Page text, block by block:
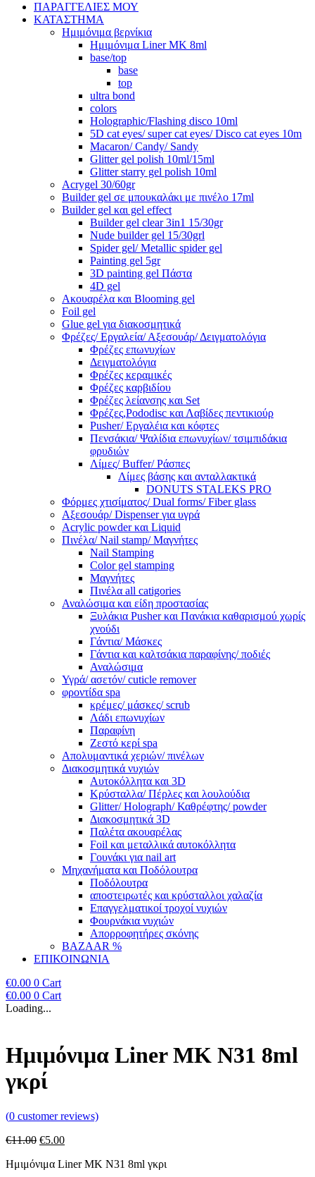
ΠΑΡΑΓΓΕΛΙΕΣ ΜΟΥ
ΚΑΤΑΣΤΗΜΑ
Ημιμόνιμα βερνίκια
Ημιμόνιμα Liner ΜΚ 8ml
base/top
base
top
ultra bond
colors
Holographic/Flashing disco 10ml
5D cat eyes/ super cat eyes/ Disco cat eyes 10m
Macaron/ Candy/ Sandy
Glitter gel polish 10ml/15ml
Glitter starry gel polish 10ml
Acrygel 30/60gr
Builder gel σε μπουκαλάκι με πινέλο 17ml
Builder gel και gel effect
Builder gel clear 3in1 15/30gr
Nude builder gel 15/30grl
Spider gel/ Metallic spider gel
Painting gel 5gr
3D painting gel Πάστα
4D gel
Ακουαρέλα και Blooming gel
Foil gel
Glue gel για διακοσμητικά
Φρέζες/ Εργαλεία/ Αξεσουάρ/ Δειγματολόγια
Φρέζες επωνυχίων
Δειγματολόγια
Φρέζες κεραμικές
Φρέζες καρβιδίου
Φρέζες λείανσης και Set
Φρέζες,Pododisc και Λαβίδες πεντικιούρ
Pusher/ Εργαλέια και κόφτες
Πενσάκια/ Ψαλίδια επωνυχίων/ τσιμπιδάκια
φρυδιών
Λίμες/ Buffer/ Ράσπες
Λίμες βάσης και ανταλλακτικά
DONUTS STALEKS PRO
Φόρμες χτισίματος/ Dual forms/ Fiber glass
Αξεσουάρ/ Dispenser για υγρά
Acrylic powder και Liquid
Πινέλα/ Nail stamp/ Μαγνήτες
Nail Stamping
Color gel stamping
Μαγνήτες
Πινέλα all catigories
Αναλώσιμα και είδη προστασίας
Ξυλάκια Pusher και Πανάκια καθαρισμού χωρίς
χνούδι
Γάντια/ Μάσκες
Γάντια και καλτσάκια παραφίνης/ ποδιές
Αναλώσιμα
Υγρά/ ασετόν/ cuticle remover
φροντίδα spa
κρέμες/ μάσκες/ scrub
Λάδι επωνυχίων
Παραφίνη
Ζεστό κερί spa
Απολυμαντικά χεριών/ πινέλων
Διακοσμητικά νυχιών
Αυτοκόλλητα και 3D
Κρύσταλλα/ Πέρλες και λουλούδια
Glitter/ Holograph/ Καθρέφτης/ powder
Διακοσμητικά 3D
Παλέτα ακουαρέλας
Foil και μεταλλικά αυτοκόλλητα
Γουνάκι για nail art
Μηχανήματα και Ποδόλουτρα
Ποδόλουτρα
αποστειρωτές και κρύσταλλοι χαλαζία
Επαγγελματικοί τροχοί νυχιών
Φουρνάκια νυχιών
Απορροφητήρες σκόνης
BAZAAR %
ΕΠΙΚΟΙΝΩΝΙΑ
€0.00 0 Cart
€0.00 0 Cart
Loading...
Ημιμόνιμα Liner ΜΚ Ν31 8ml
γκρί
(0 customer reviews)
€11.00 Original
was:
€5.00Η
τιμή
Ημιμόνιμα Liner ΜΚ Ν31 8ml γκρι